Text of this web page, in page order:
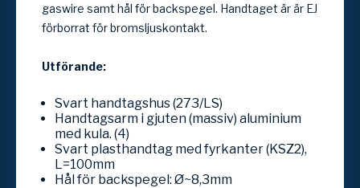
gaswire samt hål för backspegel. Handtaget är är EJ
förborrat för bromsljuskontakt.
Utförande:
Svart handtagshus (273/LS)
Handtagsarm i gjuten (massiv) aluminium
med kula. (4)
Svart plasthandtag med fyrkanter (KSZ2),
L=100mm
Hål för backspegel: Ø~8,3mm